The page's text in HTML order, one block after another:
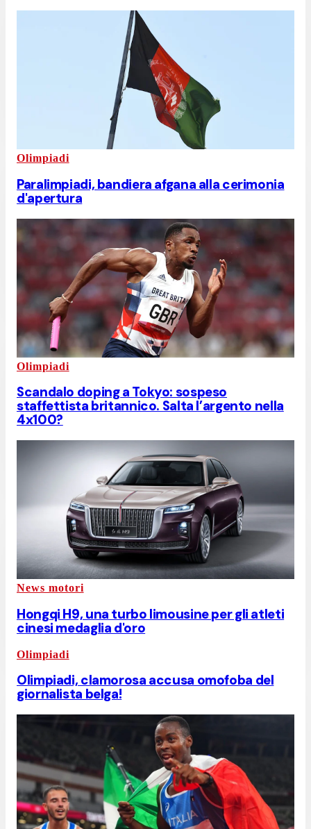
Olimpiadi
Paralimpiadi, bandiera afgana alla cerimonia
d'apertura
Olimpiadi
Scandalo doping a Tokyo: sospeso
staffettista britannico. Salta l’argento nella
4x100?
News motori
Hongqi H9, una turbo limousine per gli atleti
cinesi medaglia d'oro
Olimpiadi
Olimpiadi, clamorosa accusa omofoba del
giornalista belga!